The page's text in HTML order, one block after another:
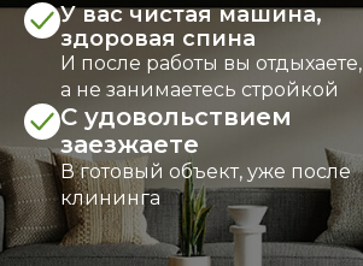
У вас чистая машина,
здоровая спина
И после работы вы отдыхаете,
а не занимаетесь стройкой
С удовольствием
заезжаете
В готовый объект, уже после
клининга